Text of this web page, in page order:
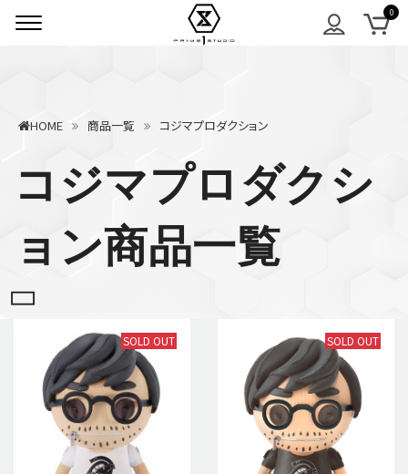
HOME 商品一覧 コジマプロダクション
コジマプロダクシ
ョン商品一覧
SOLD OUT SOLD OUT